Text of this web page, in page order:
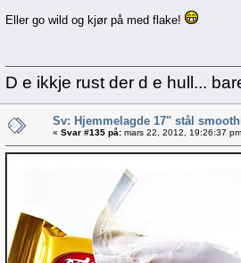
Eller go wild og kjør på med flake!
D e ikkje rust der d e hull...
Sv: Hjemmelagde 17" stål
« Svar #135 på: mars 22, 2012, 19:26:37